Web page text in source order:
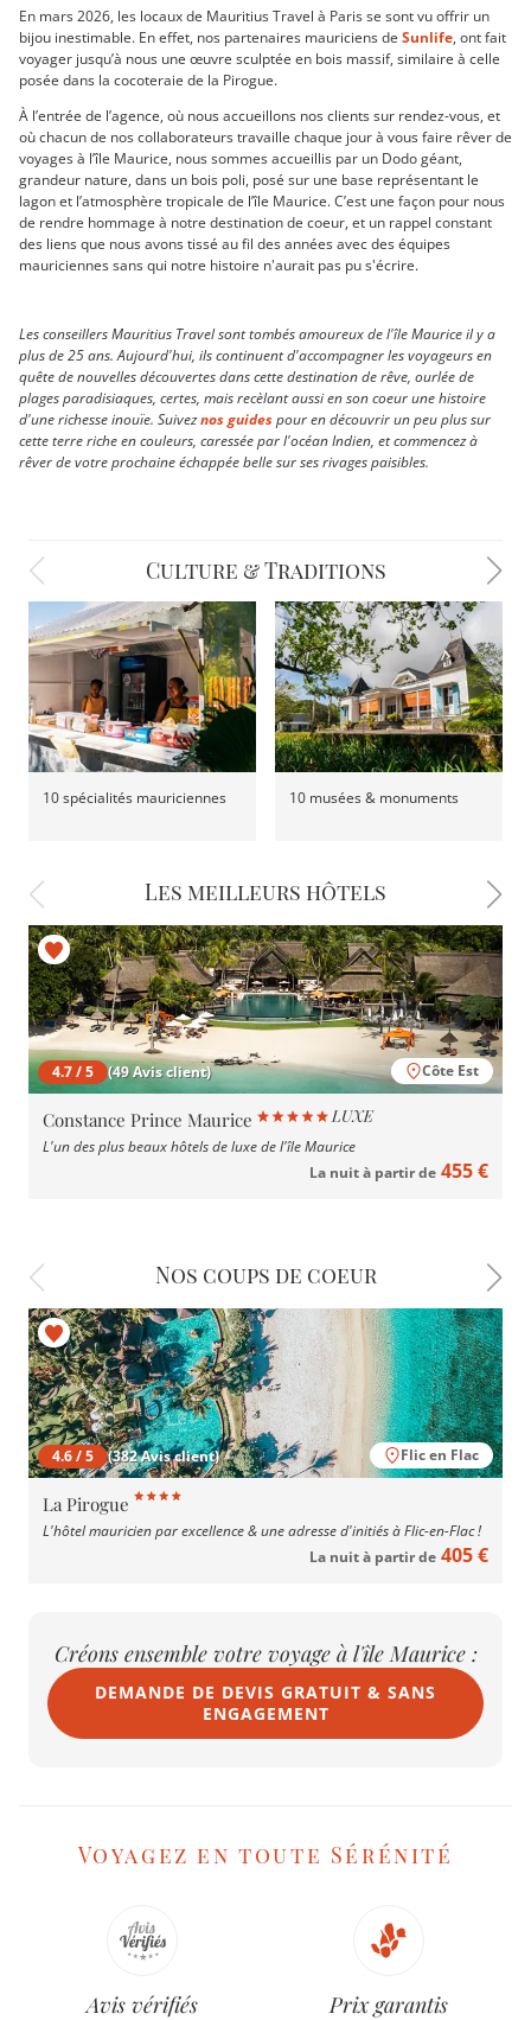
En mars 2026, les locaux de Mauritius Travel à Paris se sont vu offrir un
bijou inestimable. En effet, nos partenaires mauriciens de Sunlife, ont fait
voyager jusqu’à nous une œuvre sculptée en bois massif, similaire à celle
posée dans la cocoteraie de la Pirogue.
À l’entrée de l’agence, où nous accueillons nos clients sur rendez-vous, et
où chacun de nos collaborateurs travaille chaque jour à vous faire rêver de
voyages à l’île Maurice, nous sommes accueillis par un Dodo géant,
grandeur nature, dans un bois poli, posé sur une base représentant le
lagon et l’atmosphère tropicale de l’île Maurice. C’est une façon pour nous
de rendre hommage à notre destination de coeur, et un rappel constant
des liens que nous avons tissé au fil des années avec des équipes
mauriciennes sans qui notre histoire n'aurait pas pu s'écrire.
Les conseillers Mauritius Travel sont tombés amoureux de l'île Maurice il y a
plus de 25 ans. Aujourd'hui, ils continuent d'accompagner les voyageurs en
quête de nouvelles découvertes dans cette destination de rêve, ourlée de
plages paradisiaques, certes, mais recèlant aussi en son coeur une histoire
d'une richesse inouïe. Suiveznos guidespour en découvrir un peu plus sur
cette terre riche en couleurs, caressée par l'océan Indien, et commencez à
rêver de votre prochaine échappée belle sur ses rivages paisibles.
Culture & Traditions
10 spécialités mauriciennes 10 musées & monuments
Les meilleurs hôtels
4.7 / 5 (49 Avis client) Côte Est
Constance Prince Maurice
L'un des plus beaux hôtels de luxe de l'île Maurice
La nuit à partir de 455 €
Nos coups de coeur
4.6 / 5 (382 Avis client) Flic en Flac
La Pirogue
L'hôtel mauricien par excellence & une adresse d'initiés à Flic-en-Flac !
La nuit à partir de 405 €
Créons ensemble votre voyage à l'île Maurice :
DEMANDE DE DEVIS GRATUIT & SANS
ENGAGEMENT
Voyagez en toute Sérénité
Avis vérifiés Prix garantis